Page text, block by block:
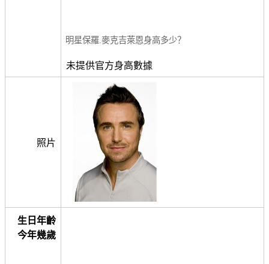
明星保羅.麥克吉萊恩身高多少？
未提供官方身高數據
照片
生日年齡
今年幾歲